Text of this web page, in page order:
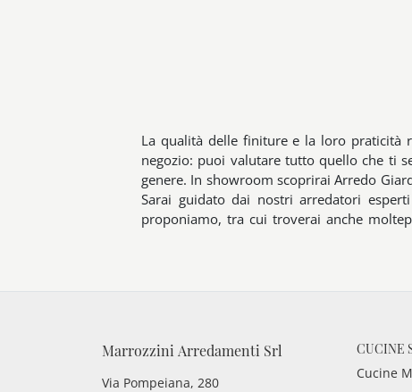
La qualità delle finiture e la loro praticità
negozio: puoi valutare tutto quello che ti
genere. In showroom scoprirai Arredo
Sarai guidato dai nostri arredatori
proponiamo, tra cui troverai anche
Marrozzini Arredamenti Srl
Via Pompeiana, 280
CUCINE
Cucine